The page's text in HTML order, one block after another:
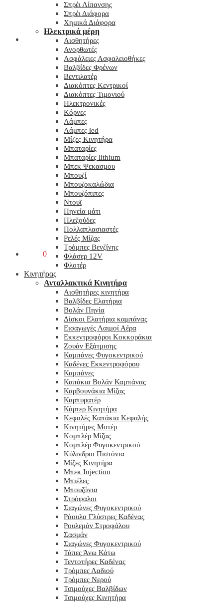
0
Σπρέι Λίπανσης
Σπρέι Διάφορα
Χημικά Διάφορα
Hλεκτρικά μέρη
Αισθητήρες
Ανορθωτές
Ασφάλειες Ασφαλειοθήκες
Βαλβίδες Φρένων
Βεντιλατέρ
Διακόπτες Κεντρικοί
Διακόπτες Τιμονιού
Ηλεκτρονικές
Κόρνες
Λάμπες
Λάμπες led
Μίζες Κινητήρα
Μπαταρίες
Μπαταρίες lithium
Μπεκ Ψεκασμου
Μπουζί
Μπουζοκαλώδια
Μπουζόπιπες
Ντουϊ
Πηνεία μάτι
Πλεξούδες
Πολλαπλασιαστές
Ρελές Μίζας
Τρόμπες Βενζίνης
Φλάσερ 12V
Φλοτέρ
Κινητήρας
Ανταλλακτικά Κινητήρα
Αισθητήρες κινητήρα
Βαλβίδες Ελατήρια
Βολάν Πηνία
Δίσκοι Ελατήρια καμπάνας
Εισαγωγές Λαιμοί Αέρα
Εκκεντροφόροι Κοκκοράκια
Ζουάν Εξάτμισης
Καμπάνες Φυγοκεντρικού
Καδένες Εκκεντροφόρου
Καμπάνες
Καπάκια Βολάν Καμπάνας
Καρβουνάκια Μίζας
Καρπυρατέρ
Κάρτερ Κινητήρα
Κεφαλές Καπάκια Κεφαλής
Κινητήρες Μοτέρ
Κομπλέρ Μίζας
Κομπλέρ Φυγοκεντρικού
Κύλινδροι Πιστόνια
Μίζες Κινητήρα
Μπεκ Injection
Μπιέλες
Μπουζόνια
Στρόφαλοι
Σιαγώνες Φυγοκεντρικού
Ράουλα Γλύστρες Καδένας
Ρουλεμάν Στροφάλου
Σασμάν
Σιαγώνες Φυγοκεντρικού
Τάπες Άνω Κάτω
Τεντοτήρες Καδένας
Τρόμπες Λαδιού
Τρόμπες Νερού
Τσιμούχες Βαλβίδων
Τσιμούχες Κινητήρα